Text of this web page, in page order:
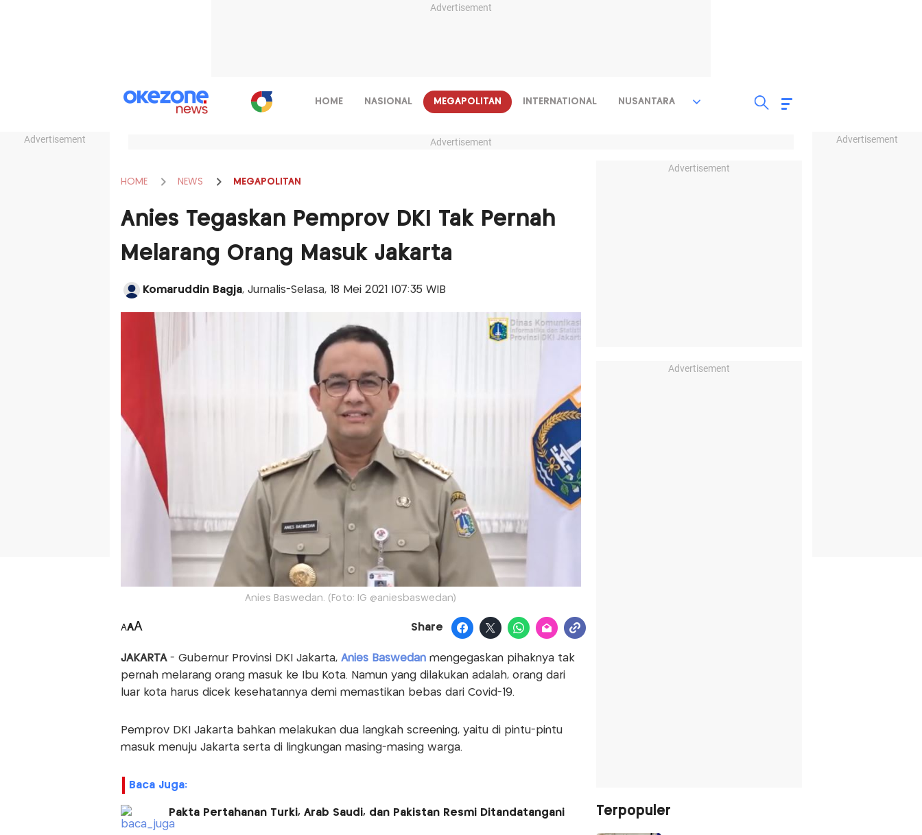
Advertisement
Advertisement Advertisement
HOME NASIONAL MEGAPOLITAN INTERNATIONAL NUSANTARA
Advertisement
HOME NEWS MEGAPOLITAN
Anies Tegaskan Pemprov DKI Tak Pernah
Melarang Orang Masuk Jakarta
Komaruddin Bagja, Jurnalis-Selasa, 18 Mei 2021 |07:35 WIB
Anies Baswedan. (Foto: IG @aniesbaswedan)
AAA Share
JAKARTA- Gubernur Provinsi DKI Jakarta, Anies Baswedanmengegaskan pihaknya tak
pernah melarang orang masuk ke Ibu Kota. Namun yang dilakukan adalah, orang dari
luar kota harus dicek kesehatannya demi memastikan bebas dari Covid-19.
Pemprov DKI Jakarta bahkan melakukan dua langkah screening, yaitu di pintu-pintu
masuk menuju Jakarta serta di lingkungan masing-masing warga.
Baca Juga:
Pakta Pertahanan Turki, Arab Saudi, dan Pakistan Resmi Ditandatangani
Advertisement
Advertisement
Terpopuler